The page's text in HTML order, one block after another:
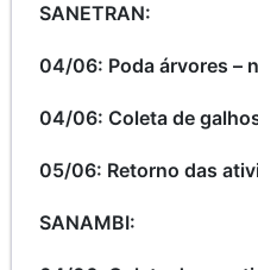
SANETRAN:
04/06: Poda árvores –
04/06: Coleta de
05/06: Retorno das
SANAMBI: